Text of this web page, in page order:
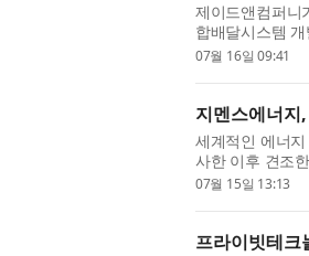
제이드앤컴퍼니
합배달시스템
확산과 플랫폼
07월 16일 09:41
지멘스에너지
세계적인 에너
사한 이후 견조
번 결정은 지멘
07월 15일 13:13
프라이빗테크